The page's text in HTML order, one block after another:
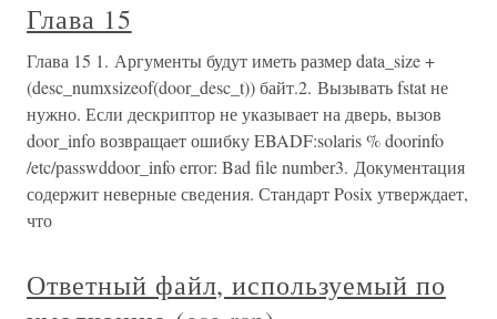
Глава 15
Глава 15 1. Аргументы будут иметь размер data_size +
(desc_numxsizeof(door_desc_t)) байт.2. Вызывать fstat не
нужно. Если дескриптор не указывает на дверь, вызов
door_infо возвращает ошибку EBADF:solaris % doorinfo
/etc/passwddoor_info error: Bad file number3. Документация
содержит неверные сведения. Стандарт Posix утверждает,
что
Ответный файл, используемый по